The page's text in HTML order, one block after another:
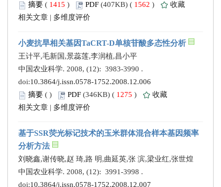
摘要 ( 1415 ) PDF (407KB) ( 1562 )
收藏
相关文章 | 多维度评价
小麦抗旱相关基因TaCRT-D单核苷酸多态性分析
王计平,毛新国,景蕊莲,李润植,昌小平
中国农业科学. 2008, (12): 3983-3990 .
doi:10.3864/j.issn.0578-1752.2008.12.006
摘要 ( ) PDF (346KB) ( 1275 )
收藏
相关文章 | 多维度评价
基于SSR荧光标记技术的玉米群体混合样本基因频率
分析方法
刘晓鑫,谢传晓,赵 琦,路 明,曲延英,张 滨,梁业红,张世煌
中国农业科学. 2008, (12): 3991-3998 .
doi:10.3864/j.issn.0578-1752.2008.12.007